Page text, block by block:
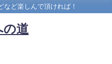
など楽しんで頂ければ！
の道